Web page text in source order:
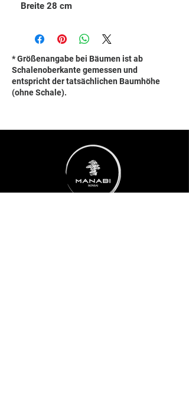
Breite 28 cm
* Größenangabe bei Bäumen ist ab
Schalenoberkante gemessen und
entspricht der tatsächlichen Baumhöhe
(ohne Schale).